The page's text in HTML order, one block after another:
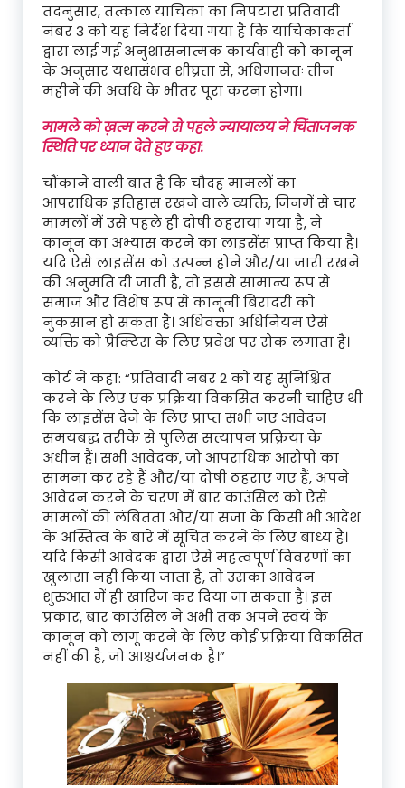
तदनुसार, तत्काल याचिका का निपटारा प्रतिवादी
नंबर 3 को यह निर्देश दिया गया है कि याचिकाकर्ता
द्वारा लाई गई अनुशासनात्मक कार्यवाही को कानून
के अनुसार यथासंभव शीघ्रता से, अधिमानतः तीन
महीने की अवधि के भीतर पूरा करना होगा।
मामले को ख़त्म करने से पहले न्यायालय ने चिंताजनक
स्थिति पर ध्यान देते हुए कहा:
चौंकाने वाली बात है कि चौदह मामलों का
आपराधिक इतिहास रखने वाले व्यक्ति, जिनमें से चार
मामलों में उसे पहले ही दोषी ठहराया गया है, ने
कानून का अभ्यास करने का लाइसेंस प्राप्त किया है।
यदि ऐसे लाइसेंस को उत्पन्न होने और/या जारी रखने
की अनुमति दी जाती है, तो इससे सामान्य रूप से
समाज और विशेष रूप से कानूनी बिरादरी को
नुकसान हो सकता है। अधिवक्ता अधिनियम ऐसे
व्यक्ति को प्रैक्टिस के लिए प्रवेश पर रोक लगाता है।
कोर्ट ने कहा: “प्रतिवादी नंबर 2 को यह सुनिश्चित
करने के लिए एक प्रक्रिया विकसित करनी चाहिए थी
कि लाइसेंस देने के लिए प्राप्त सभी नए आवेदन
समयबद्ध तरीके से पुलिस सत्यापन प्रक्रिया के
अधीन हैं। सभी आवेदक, जो आपराधिक आरोपों का
सामना कर रहे हैं और/या दोषी ठहराए गए हैं, अपने
आवेदन करने के चरण में बार काउंसिल को ऐसे
मामलों की लंबितता और/या सजा के किसी भी आदेश
के अस्तित्व के बारे में सूचित करने के लिए बाध्य हैं।
यदि किसी आवेदक द्वारा ऐसे महत्वपूर्ण विवरणों का
खुलासा नहीं किया जाता है, तो उसका आवेदन
शुरुआत में ही खारिज कर दिया जा सकता है। इस
प्रकार, बार काउंसिल ने अभी तक अपने स्वयं के
कानून को लागू करने के लिए कोई प्रक्रिया विकसित
नहीं की है, जो आश्चर्यजनक है।”